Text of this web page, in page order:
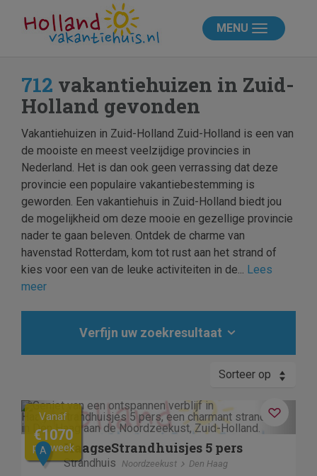
MENU
712 vakantiehuizen in Zuid-
Holland gevonden
Vakantiehuizen in Zuid-Holland Zuid-Holland is een van
de mooiste en meest veelzijdige provincies in
Nederland. Het is dan ook geen verrassing dat deze
provincie een populaire vakantiebestemming is
geworden. Een vakantiehuis in Zuid-Holland biedt jou
de mogelijkheid om deze mooie en gezellige provincie
nader te gaan beleven. Ontdek de charme van
havenstad Rotterdam, kom tot rust aan het strand of
kies voor een van de leuke activiteiten in de... Lees
meer
Verfijn uw zoekresultaat
Sorteer op
Previous Next
Vanaf
€1070
per week
A HaagseStrandhuisjes 5 pers
Strandhuis Noordzeekust Den Haag